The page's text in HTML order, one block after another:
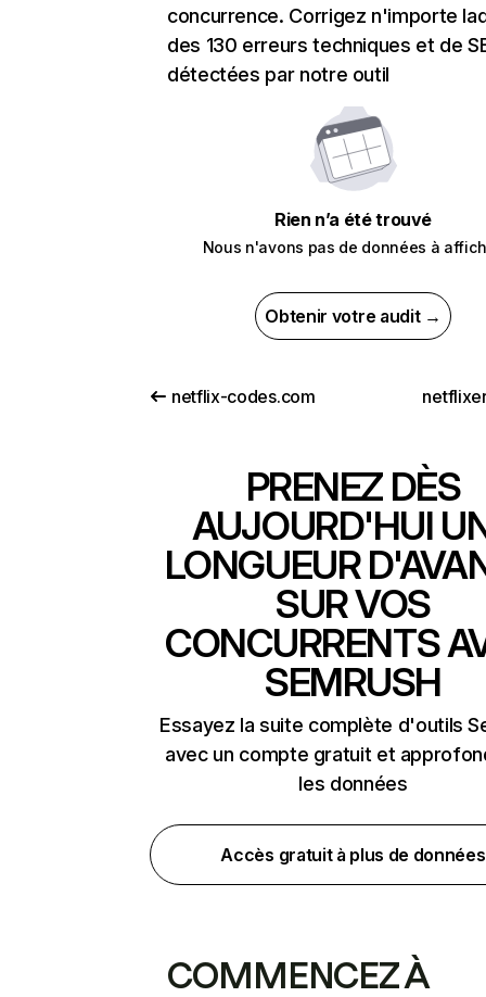
concurrence. Corrigez n'importe
des 130 erreurs techniques et de
détectées par notre outil
Rien n’a été trouvé
Nous n'avons pas de données à
Obtenir votre audit →
netflix-codes.com
PRENEZ DÈS
AUJOURD'HUI
LONGUEUR
SUR VOS
CONCURRENTS
SEMRUSH
Essayez la suite complète d'outils
avec un compte gratuit et
les données
Accès gratuit à plus de données
COMMENCEZ À